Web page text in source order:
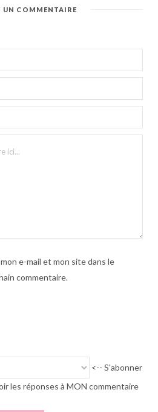
UN COMMENTAIRE
e-mail et mon site dans le
commentaire.
<-- S'abonner
les réponses à MON commentaire